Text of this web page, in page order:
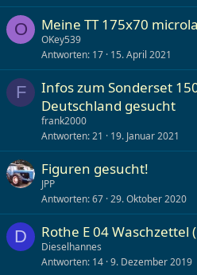
O Meine TT 175x70
OKey539
Antworten 17 15. April 2021
F
Infos zum Sonderset
Deutschland gesucht
frank2000
Antworten 21 19. Januar 2021
Figuren gesucht!
JPP
Antworten 67 29. Oktober 2020
D Rothe E 04 Waschzettel
Dieselhannes
Antworten 14 9. Dezember 2019